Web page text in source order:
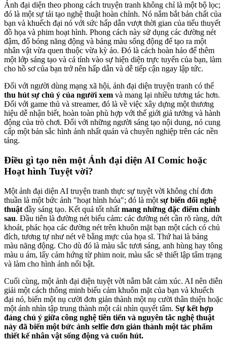
Ảnh đại diện theo phong cách truyện tranh không chỉ là một bộ lọc;
đó là một sự tái tạo nghệ thuật hoàn chỉnh. Nó nắm bắt bản chất của
bạn và khuếch đại nó với sức hấp dẫn vượt thời gian của tiểu thuyết
đồ họa và phim hoạt hình. Phong cách này sử dụng các đường nét
đậm, đổ bóng năng động và bảng màu sống động để tạo ra một
nhân vật vừa quen thuộc vừa kỳ ảo. Đó là cách hoàn hảo để thêm
một lớp sáng tạo và cá tính vào sự hiện diện trực tuyến của bạn, làm
cho hồ sơ của bạn trở nên hấp dẫn và dễ tiếp cận ngay lập tức.
Đối với người dùng mạng xã hội, ảnh đại diện truyện tranh có thể
thu hút sự chú ý của người xem và mang lại nhiều tương tác hơn.
Đối với game thủ và streamer, đó là về việc xây dựng một thương
hiệu dễ nhận biết, hoàn toàn phù hợp với thế giới giả tưởng và hành
động của trò chơi. Đối với những người sáng tạo nội dung, nó cung
cấp một bản sắc hình ảnh nhất quán và chuyên nghiệp trên các nền
tảng.
Điều gì tạo nên một Ảnh đại diện AI Comic hoặc
Hoạt hình Tuyệt vời?
Một ảnh đại diện AI truyện tranh thực sự tuyệt vời không chỉ đơn
thuần là một bức ảnh "hoạt hình hóa"; đó là một sự biến đổi nghệ
thuật đầy sáng tạo. Kết quả tốt nhất mang những đặc điểm chính
sau. Đầu tiên là đường nét biểu cảm: các đường nét cần rõ ràng, dứt
khoát, phác họa các đường nét trên khuôn mặt bạn một cách có chủ
đích, tương tự như nét vẽ bằng mực của họa sĩ. Thứ hai là bảng
màu năng động. Cho dù đó là màu sắc tươi sáng, anh hùng hay tông
màu u ám, lấy cảm hứng từ phim noir, màu sắc sẽ thiết lập tâm trạng
và làm cho hình ảnh nổi bật.
Cuối cùng, một ảnh đại diện tuyệt vời nắm bắt cảm xúc. AI nên diễn
giải một cách thông minh biểu cảm khuôn mặt của bạn và khuếch
đại nó, biến một nụ cười đơn giản thành một nụ cười thân thiện hoặc
một ánh nhìn tập trung thành một cái nhìn quyết tâm. Sự kết hợp
đáng chú ý giữa công nghệ tiên tiến và nguyên tắc nghệ thuật
này đã biến một bức ảnh selfie đơn giản thành một tác phẩm
thiết kế nhân vật sống động và cuốn hút.